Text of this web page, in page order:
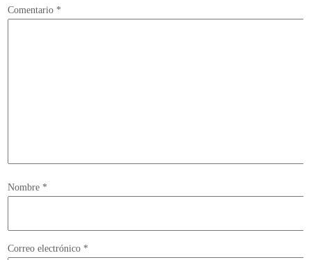
Comentario *
Nombre *
Correo electrónico *